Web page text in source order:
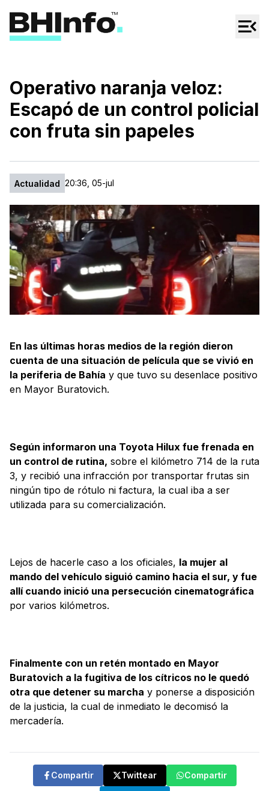
Regionales
Espectáculos
Tecno
Operativo naranja veloz:
Escapó de un control policial
con fruta sin papeles
Actualidad 20:36, 05-jul
En las últimas horas medios de la región dieron
cuenta de una situación de película que se vivió en
la periferia de Bahía y que tuvo su desenlace positivo
en Mayor Buratovich.
Según informaron una Toyota Hilux fue frenada en
un control de rutina, sobre el kilómetro 714 de la ruta
3, y recibió una infracción por transportar frutas sin
ningún tipo de rótulo ni factura, la cual iba a ser
utilizada para su comercialización.
Lejos de hacerle caso a los oficiales, la mujer al
mando del vehículo siguió camino hacia el sur, y fue
allí cuando inició una persecución cinematográfica
por varios kilómetros.
Finalmente con un retén montado en Mayor
Buratovich a la fugitiva de los cítricos no le quedó
otra que detener su marcha y ponerse a disposición
de la justicia, la cual de inmediato le decomisó la
mercadería.
Compartir Twittear Compartir